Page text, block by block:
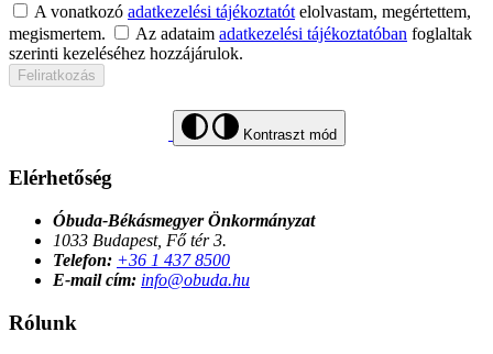
A vonatkozó adatkezelési tájékoztatót elolvastam, megértettem,
megismertem.
Az adataim adatkezelési tájékoztatóban foglaltak
szerinti kezeléséhez hozzájárulok.
Feliratkozás
Kontraszt mód
Elérhetőség
Óbuda-Békásmegyer Önkormányzat
1033 Budapest, Fő tér 3.
Telefon: +36 1 437 8500
E-mail cím: info@obuda.hu
Rólunk